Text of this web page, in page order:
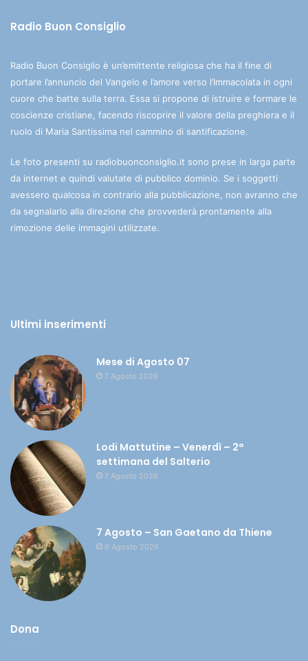
Radio Buon Consiglio
Radio Buon Consiglio è un’emittente religiosa che ha il fine di
portare l’annuncio del Vangelo e l’amore verso l’Immacolata in ogni
cuore che batte sulla terra. Essa si propone di istruire e formare le
coscienze cristiane, facendo riscoprire il valore della preghiera e il
ruolo di Maria Santissima nel cammino di santificazione.
Le foto presenti su radiobuonconsiglio.it sono prese in larga parte
da internet e quindi valutate di pubblico dominio. Se i soggetti
avessero qualcosa in contrario alla pubblicazione, non avranno che
da segnalarlo alla direzione che provvederà prontamente alla
rimozione delle immagini utilizzate.
Ultimi inserimenti
Mese di Agosto 07
7 Agosto 2026
Lodi Mattutine – Venerdì – 2°
settimana del Salterio
7 Agosto 2026
7 Agosto – San Gaetano da Thiene
6 Agosto 2026
Dona